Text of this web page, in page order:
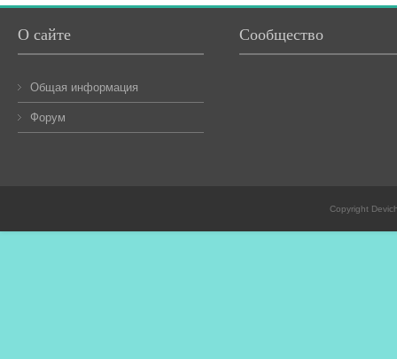
О сайте
Общая информация
Форум
Сообщество
Copyright